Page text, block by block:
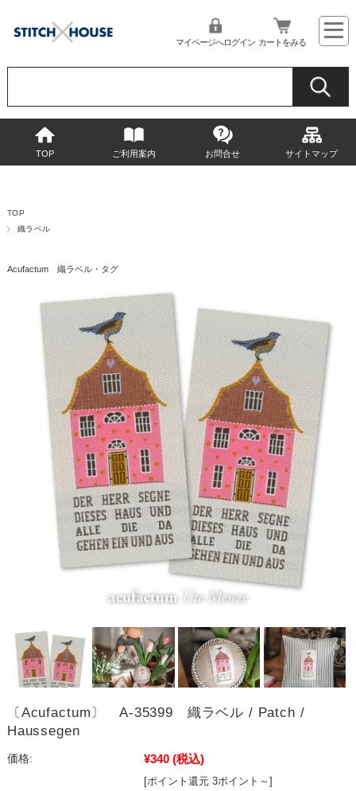
マイページへログイン カートをみる
TOP ご利用案内 お問合せ サイトマップ
TOP
織ラベル
Acufactum 織ラベル・タグ
〔Acufactum〕 A-35399 織ラベル / Patch /
Haussegen
価格: ¥340 (税込)
[ポイント還元 3ポイント～]